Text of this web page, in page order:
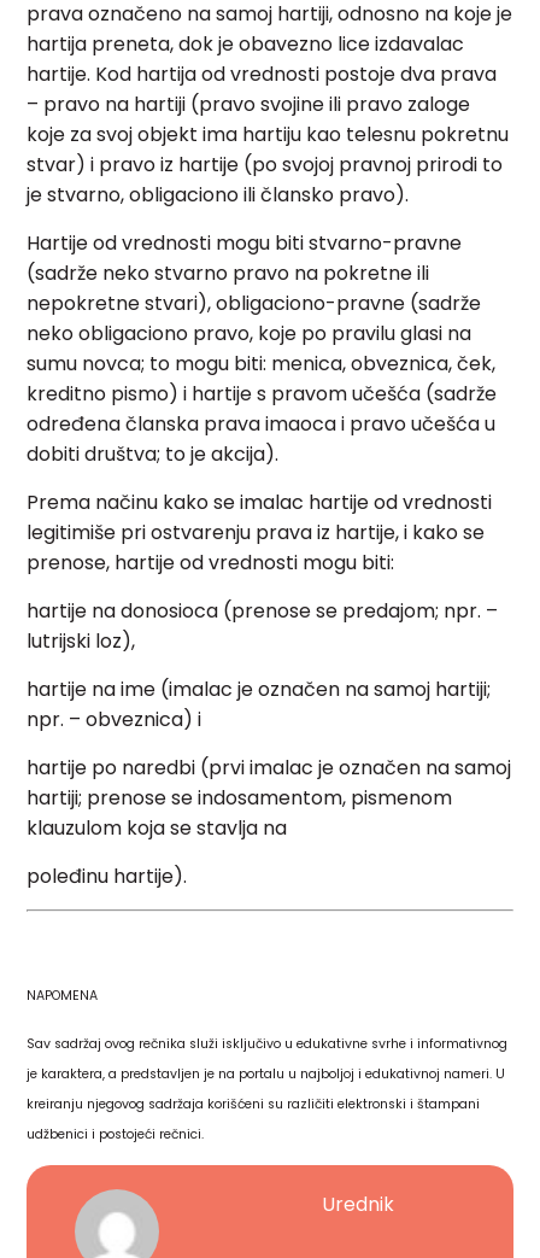
prava označeno na samoj hartiji, odnosno na koje je
hartija preneta, dok je obavezno lice izdavalac
hartije. Kod hartija od vrednosti postoje dva prava
– pravo na hartiji (pravo svojine ili pravo zaloge
koje za svoj objekt ima hartiju kao telesnu pokretnu
stvar) i pravo iz hartije (po svojoj pravnoj prirodi to
je stvarno, obligaciono ili člansko pravo).
Hartije od vrednosti mogu biti stvarno-pravne
(sadrže neko stvarno pravo na pokretne ili
nepokretne stvari), obligaciono-pravne (sadrže
neko obligaciono pravo, koje po pravilu glasi na
sumu novca; to mogu biti: menica, obveznica, ček,
kreditno pismo) i hartije s pravom učešća (sadrže
određena članska prava imaoca i pravo učešća u
dobiti društva; to je akcija).
Prema načinu kako se imalac hartije od vrednosti
legitimiše pri ostvarenju prava iz hartije, i kako se
prenose, hartije od vrednosti mogu biti:
hartije na donosioca (prenose se predajom; npr. –
lutrijski loz),
hartije na ime (imalac je označen na samoj hartiji;
npr. – obveznica) i
hartije po naredbi (prvi imalac je označen na samoj
hartiji; prenose se indosamentom, pismenom
klauzulom koja se stavlja na
poleđinu hartije).
NAPOMENA
Sav sadržaj ovog rečnika služi isključivo u edukativne svrhe i informativnog
je karaktera, a predstavljen je na portalu u najboljoj i edukativnoj nameri. U
kreiranju njegovog sadržaja korišćeni su različiti elektronski i štampani
udžbenici i postojeći rečnici.
Urednik